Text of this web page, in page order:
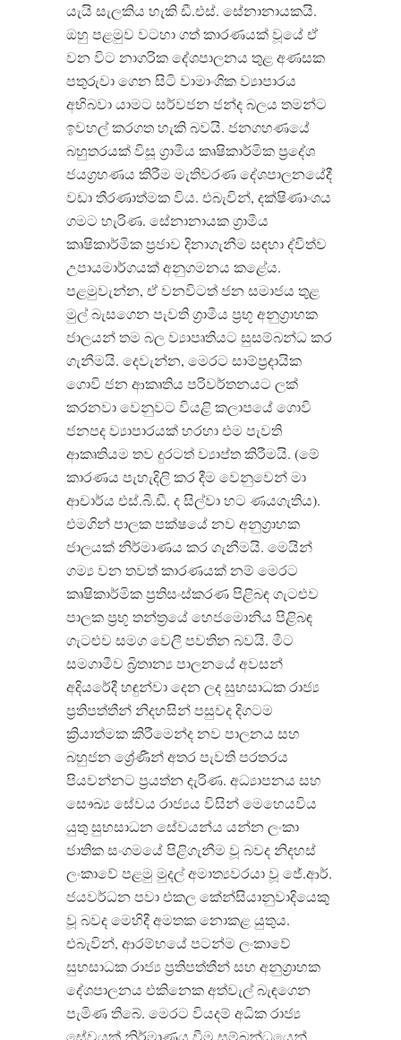
යැයි සැලකිය හැකි ඩී.එස්. සේනානායකයි.
ඔහු පළමුව වටහා ගත් කාරණයක් වූයේ ඒ
වන විට නාගරික දේශපාලනය තුළ අණසක
පතුරුවා ගෙන සිටි වාමාංශික ව්‍යාපාරය
අභිබවා යාමට සර්වජන ජන්ද බලය තමන්ට
ඉවහල් කරගත හැකි බවයි. ජනගහණයේ
බහුතරයක් විසූ ග්‍රාමීය කෘෂිකාර්මික ප්‍රදේශ
ජයග්‍රහණය කිරීම මැතිවරණ දේශපාලනයේදී
වඩා තීරණාත්මක විය. එබැවින්, දක්ෂිණාංශය
ගමට හැරිණ. සේනානායක ග්‍රාමීය
කෘෂිකාර්මික ප්‍රජාව දිනාගැනීම සඳහා ද්විත්ව
උපායමාර්ගයක් අනුගමනය කළේය.
පළමුවැන්න, ඒ වනවිටත් ජන සමාජය තුළ
මුල් බැසගෙන පැවති ග්‍රාමීය ප්‍රභූ අනුග්‍රාහක
ජාලයන් තම බල ව්‍යාපෘතියට සුසම්බන්ධ කර
ගැනීමයි. දෙවැන්න, මෙරට සාම්ප්‍රදායික
ගොවි ජන ආකෘතිය පරිවර්තනයට ලක්
කරනවා වෙනුවට වියළි කලාපයේ ගොවි
ජනපද ව්‍යාපාරයක් හරහා එම පැවති
ආකෘතියම තව දුරටත් ව්‍යාප්ත කිරීමයි. (මේ
කාරණය පැහැදිලි කර දීම වෙනුවෙන් මා
ආචාර්ය එස්.බී.ඩී. ද සිල්වා හට ණයගැතිය).
එමගින් පාලක පක්ෂයේ නව අනුග්‍රාහක
ජාලයක් නිර්මාණය කර ගැනීමයි. මෙයින්
ගම්‍ය වන තවත් කාරණයක් නම් මෙරට
කෘෂිකාර්මික ප්‍රතිසංස්කරණ පිළිබඳ ගැටළුව
පාලක ප්‍රභූ තන්ත්‍රයේ හෙජමොනිය පිළිබඳ
ගැටළුව සමග වෙලී පවතින බවයි. මීට
සමගාමීව බ්‍රිතාන්‍ය පාලනයේ අවසන්
අදියරේදී හඳුන්වා දෙන ලද සුභසාධක රාජ්‍ය
ප්‍රතිපත්තීන් නිදහසින් පසුවද දිගටම
ක්‍රියාත්මක කිරීමෙන්ද නව පාලනය සහ
බහුජන ශ්‍රේණීන් අතර පැවති පරතරය
පියවන්නට ප්‍රයත්න දැරිණ. අධ්‍යාපනය සහ
සෞඛ්‍ය සේවය රාජ්‍යය විසින් මෙහෙයවිය
යුතු සුභසාධන සේවයන්ය යන්න ලංකා
ජාතික සංගමයේ පිළිගැනීම වූ බවද නිදහස්
ලංකාවේ පළමු මුදල් අමාත්‍යවරයා වූ ජේ.ආර්.
ජයවර්ධන පවා එකල කේන්සියානුවාදියෙකු
වූ බවද මෙහිදී අමතක නොකළ යුතුය.
එබැවින්, ආරම්භයේ පටන්ම ලංකාවේ
සුභසාධක රාජ්‍ය ප්‍රතිපත්තීන් සහ අනුග්‍රාහක
දේශපාලනය එකිනෙක අත්වැල් බැඳගෙන
පැමිණ තිබේ. මෙරට වියදම් අධික රාජ්‍ය
සේවයක් නිර්මාණය වීම සම්බන්ධයෙන්